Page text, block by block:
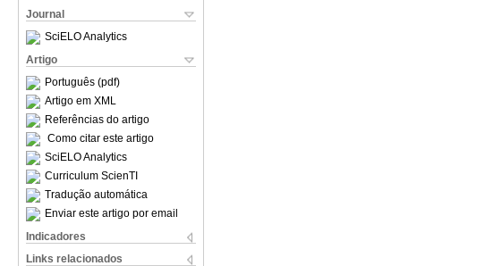
Journal
SciELO Analytics
Artigo
Português (pdf)
Artigo em XML
Referências do artigo
Como citar este artigo
SciELO Analytics
Curriculum ScienTI
Tradução automática
Enviar este artigo por email
Indicadores
Links relacionados